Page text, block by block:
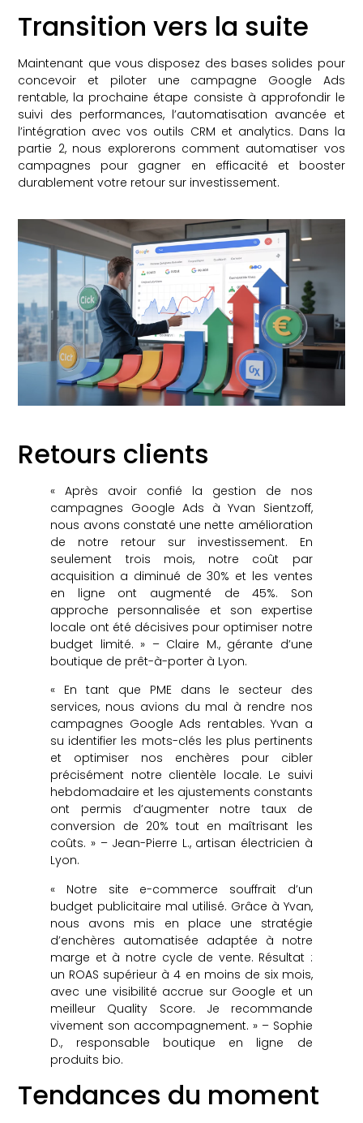
Transition vers la suite
Maintenant que vous disposez des bases solides pour
concevoir et piloter une campagne Google Ads
rentable, la prochaine étape consiste à approfondir le
suivi des performances, l’automatisation avancée et
l’intégration avec vos outils CRM et analytics. Dans la
partie 2, nous explorerons comment automatiser vos
campagnes pour gagner en efficacité et booster
durablement votre retour sur investissement.
Retours clients
« Après avoir confié la gestion de nos
campagnes Google Ads à Yvan Sientzoff,
nous avons constaté une nette amélioration
de notre retour sur investissement. En
seulement trois mois, notre coût par
acquisition a diminué de 30% et les ventes
en ligne ont augmenté de 45%. Son
approche personnalisée et son expertise
locale ont été décisives pour optimiser notre
budget limité. » – Claire M., gérante d’une
boutique de prêt-à-porter à Lyon.
« En tant que PME dans le secteur des
services, nous avions du mal à rendre nos
campagnes Google Ads rentables. Yvan a
su identifier les mots-clés les plus pertinents
et optimiser nos enchères pour cibler
précisément notre clientèle locale. Le suivi
hebdomadaire et les ajustements constants
ont permis d’augmenter notre taux de
conversion de 20% tout en maîtrisant les
coûts. » – Jean-Pierre L., artisan électricien à
Lyon.
« Notre site e-commerce souffrait d’un
budget publicitaire mal utilisé. Grâce à Yvan,
nous avons mis en place une stratégie
d’enchères automatisée adaptée à notre
marge et à notre cycle de vente. Résultat :
un ROAS supérieur à 4 en moins de six mois,
avec une visibilité accrue sur Google et un
meilleur Quality Score. Je recommande
vivement son accompagnement. » – Sophie
D., responsable boutique en ligne de
produits bio.
Tendances du moment